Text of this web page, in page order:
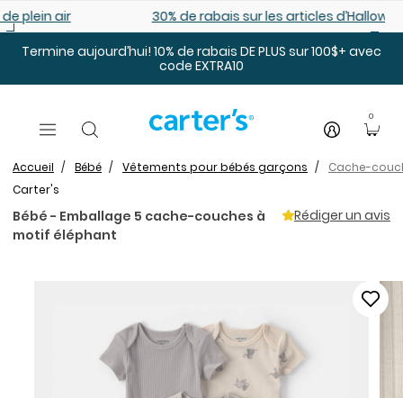
30% de rabais sur les articles d’Halloween
Termine aujourd’hui! 10% de rabais DE PLUS sur 100$+ avec
code EXTRA10
0
Accueil Bébé Vêtements pour bébés garçons
Cache-
Carter's
Bébé - Emballage 5 cache-couches à
motif éléphant
Rédiger un avis